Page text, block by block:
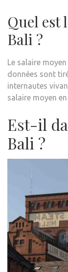
Quel est
Bali ?
Le salaire
données sont
internautes
salaire moyen
Est-il
Bali ?